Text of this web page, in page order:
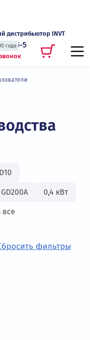
дистрибьютор INVT
года
135-5
GD200А 0,4 кВт
все